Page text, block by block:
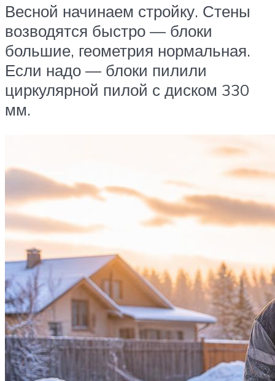
Весной начинаем стройку. Стены
возводятся быстро — блоки
большие, геометрия нормальная.
Если надо — блоки пилили
циркулярной пилой с диском 330
мм.